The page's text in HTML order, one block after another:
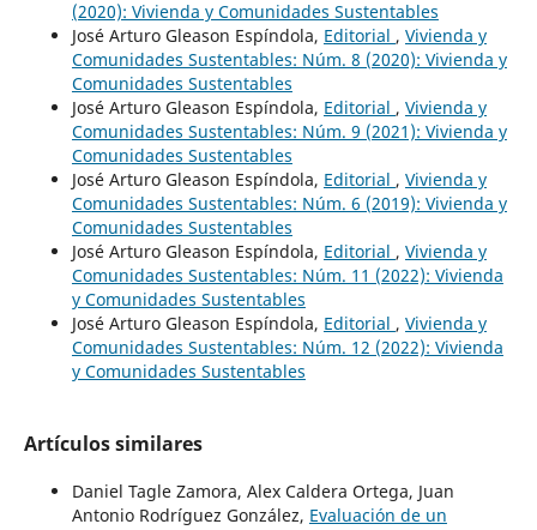
(2020): Vivienda y Comunidades Sustentables
José Arturo Gleason Espíndola, Editorial , Vivienda y
Comunidades Sustentables: Núm. 8 (2020): Vivienda y
Comunidades Sustentables
José Arturo Gleason Espíndola, Editorial , Vivienda y
Comunidades Sustentables: Núm. 9 (2021): Vivienda y
Comunidades Sustentables
José Arturo Gleason Espíndola, Editorial , Vivienda y
Comunidades Sustentables: Núm. 6 (2019): Vivienda y
Comunidades Sustentables
José Arturo Gleason Espíndola, Editorial , Vivienda y
Comunidades Sustentables: Núm. 11 (2022): Vivienda
y Comunidades Sustentables
José Arturo Gleason Espíndola, Editorial , Vivienda y
Comunidades Sustentables: Núm. 12 (2022): Vivienda
y Comunidades Sustentables
Artículos similares
Daniel Tagle Zamora, Alex Caldera Ortega, Juan
Antonio Rodríguez González, Evaluación de un